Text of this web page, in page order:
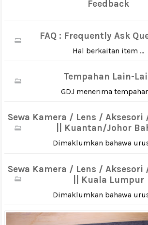
Feedback
FAQ : Frequently Ask
Hal berkaitan item ...
Tempahan Lain-
GDJ menerima
Sewa Kamera / Lens / Aksesori
|| Kuantan/Johor
Dimaklumkan bahawa
Sewa Kamera / Lens / Aksesori
|| Kuala Lumpur
Dimaklumkan bahawa